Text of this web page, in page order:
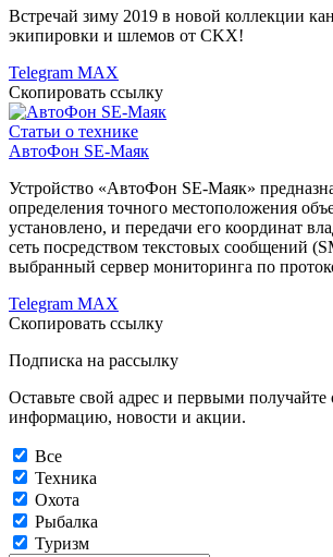
Встречай зиму 2019 в новой коллекции
экипировки и шлемов от CKX!
Telegram MAX
Скопировать ссылку
Статьи о технике
АвтоФон SE-Маяк
Устройство «АвтоФон SE-Маяк»
определения точного местоположения
установлено, и передачи его координат
сеть посредством текстовых сообщений
выбранный сервер мониторинга по
Telegram MAX
Скопировать ссылку
Подписка на рассылку
Оставьте свой адрес и первыми
информацию, новости и акции.
Все
Техника
Охота
Рыбалка
Туризм